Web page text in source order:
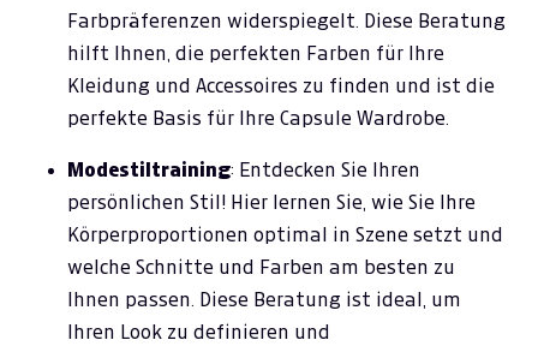
Farbpräferenzen widerspiegelt. Diese Beratung
hilft Ihnen, die perfekten Farben für Ihre
Kleidung und Accessoires zu finden und ist die
perfekte Basis für Ihre Capsule Wardrobe.
Modestiltraining: Entdecken Sie Ihren
persönlichen Stil! Hier lernen Sie, wie Sie Ihre
Körperproportionen optimal in Szene setzt und
welche Schnitte und Farben am besten zu
Ihnen passen. Diese Beratung ist ideal, um
Ihren Look zu definieren und